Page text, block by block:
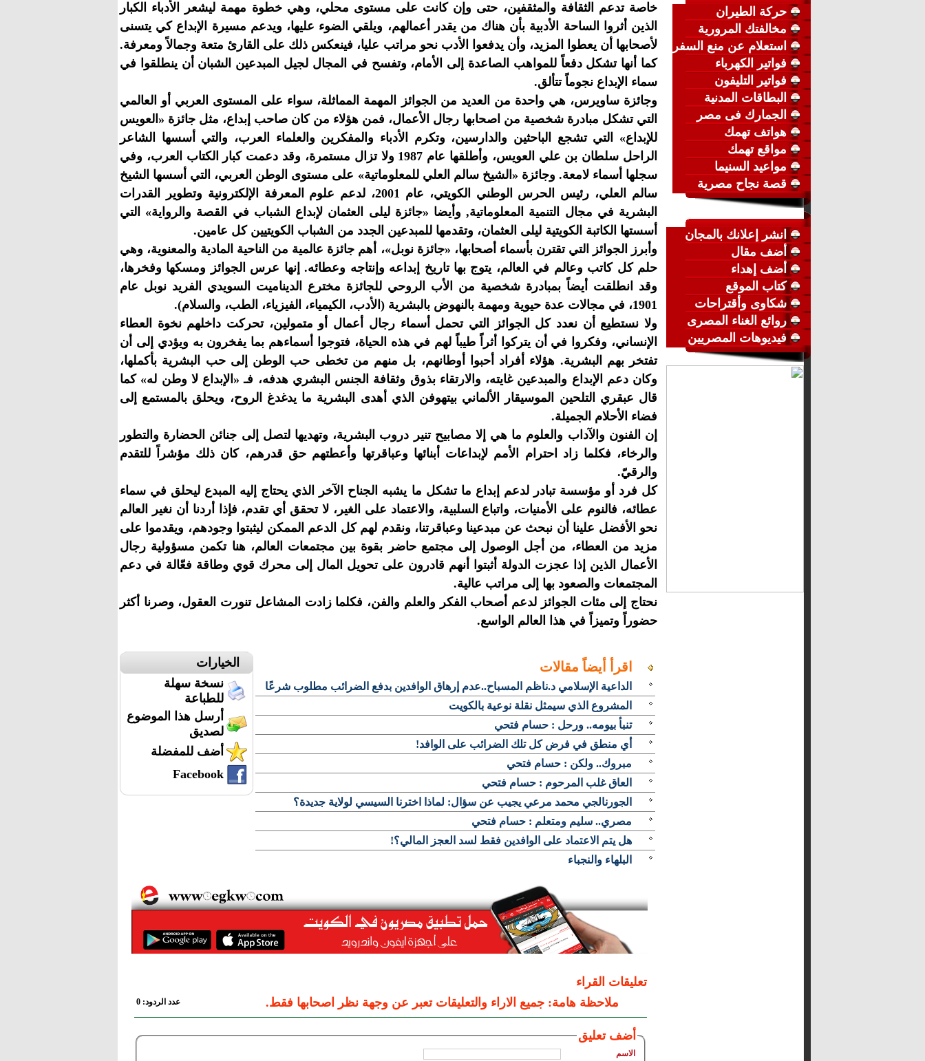
حركة الطيران
مخالفتك المرورية
استعلام عن منع السفر
فواتير الكهرباء
فواتير التليفون
البطاقات المدنية
الجمارك فى مصر
هواتف تهمك
مواقع تهمك
مواعيد السنيما
قصة نجاح مصرية
انشر إعلانك بالمجان
أضف مقال
أضف إهداء
كتاب الموقع
شكاوى وأقتراحات
روائع الغناء المصرى
فيديوهات المصريين
خاصة تدعم الثقافة والمثقفين، حتى وإن كانت على مستوى محلي، وهي خطوة مهمة ليشعر الأدباء الكبار
الذين أثروا الساحة الأدبية بأن هناك من يقدر أعمالهم، ويلقي الضوء عليها، ويدعم مسيرة الإبداع كي يتسنى
لأصحابها أن يعطوا المزيد، وأن يدفعوا الأدب نحو مراتب عليا، فينعكس ذلك على القارئ متعة وجمالاً ومعرفة.
كما أنها تشكل دفعاً للمواهب الصاعدة إلى الأمام، وتفسح في المجال لجيل المبدعين الشبان أن ينطلقوا في
سماء الإبداع نجوماً تتألق.
وجائزة ساويرس، هي واحدة من العديد من الجوائز المهمة المماثلة، سواء على المستوى العربي أو العالمي
التي تشكل مبادرة شخصية من اصحابها رجال الأعمال، فمن هؤلاء من كان صاحب إبداع، مثل جائزة «العويس
للإبداع» التي تشجع الباحثين والدارسين، وتكرم الأدباء والمفكرين والعلماء العرب، والتي أسسها الشاعر
الراحل سلطان بن علي العويس، وأطلقها عام 1987 ولا تزال مستمرة، وقد دعمت كبار الكتاب العرب، وفي
سجلها أسماء لامعة. وجائزة «الشيخ سالم العلي للمعلوماتية» على مستوى الوطن العربي، التي أسسها الشيخ
سالم العلي، رئيس الحرس الوطني الكويتي، عام 2001، لدعم علوم المعرفة الإلكترونية وتطوير القدرات
البشرية في مجال التنمية المعلوماتية, وأيضا «جائزة ليلى العثمان لإبداع الشباب في القصة والرواية» التي
أسستها الكاتبة الكويتية ليلى العثمان، وتقدمها للمبدعين الجدد من الشباب الكويتيين كل عامين.
وأبرز الجوائز التي تقترن بأسماء أصحابها، «جائزة نوبل»، أهم جائزة عالمية من الناحية المادية والمعنوية، وهي
حلم كل كاتب وعالم في العالم، يتوج بها تاريخ إبداعه وإنتاجه وعطائه. إنها عرس الجوائز ومسكها وفخرها،
وقد انطلقت أيضاً بمبادرة شخصية من الأب الروحي للجائزة مخترع الديناميت السويدي الفريد نوبل عام
1901، في مجالات عدة حيوية ومهمة بالنهوض بالبشرية (الأدب، الكيمياء، الفيزياء، الطب، والسلام).
ولا نستطيع أن نعدد كل الجوائز التي تحمل أسماء رجال أعمال أو متمولين، تحركت داخلهم نخوة العطاء
الإنساني، وفكروا في أن يتركوا أثراً طيباً لهم في هذه الحياة، فتوجوا أسماءهم بما يفخرون به ويؤدي إلى أن
تفتخر بهم البشرية. هؤلاء أفراد أحبوا أوطانهم، بل منهم من تخطى حب الوطن إلى حب البشرية بأكملها،
وكان دعم الإبداع والمبدعين غايته، والارتقاء بذوق وثقافة الجنس البشري هدفه، فـ «الإبداع لا وطن له» كما
قال عبقري التلحين الموسيقار الألماني بيتهوفن الذي أهدى البشرية ما يدغدغ الروح، ويحلق بالمستمع إلى
فضاء الأحلام الجميلة.
إن الفنون والآداب والعلوم ما هي إلا مصابيح تنير دروب البشرية، وتهديها لتصل إلى جنائن الحضارة والتطور
والرخاء، فكلما زاد احترام الأمم لإبداعات أبنائها وعباقرتها وأعطتهم حق قدرهم، كان ذلك مؤشراً للتقدم
والرقيّ.
كل فرد أو مؤسسة تبادر لدعم إبداع ما تشكل ما يشبه الجناح الآخر الذي يحتاج إليه المبدع ليحلق في سماء
عطائه، فالنوم على الأمنيات، واتباع السلبية، والاعتماد على الغير، لا تحقق أي تقدم، فإذا أردنا أن نغير العالم
نحو الأفضل علينا أن نبحث عن مبدعينا وعباقرتنا، ونقدم لهم كل الدعم الممكن ليثبتوا وجودهم، ويقدموا على
مزيد من العطاء، من أجل الوصول إلى مجتمع حاضر بقوة بين مجتمعات العالم، هنا تكمن مسؤولية رجال
الأعمال الذين إذا عجزت الدولة أثبتوا أنهم قادرون على تحويل المال إلى محرك قوي وطاقة فعّالة في دعم
المجتمعات والصعود بها إلى مراتب عالية.
نحتاج إلى مئات الجوائز لدعم أصحاب الفكر والعلم والفن، فكلما زادت المشاعل تنورت العقول، وصرنا أكثر
حضوراً وتميزاً في هذا العالم الواسع.
الخيارات
نسخة سهلة
للطباعة
أرسل هذا الموضوع
لصديق
أضف للمفضلة
Facebook
اقرأ أيضاً مقالات
الداعية الإسلامي د.ناظم المسباح..عدم إرهاق الوافدين بدفع الضرائب مطلوب شرعًا
المشروع الذي سيمثل نقلة نوعية بالكويت
تنبأ بيومه.. ورحل : حسام فتحي
أي منطق في فرض كل تلك الضرائب على الوافد!
مبروك.. ولكن : حسام فتحي
العاق غلب المرحوم : حسام فتحي
الجورنالجي محمد مرعي يجيب عن سؤال: لماذا اخترنا السيسي لولاية جديدة؟
مصري.. سليم ومتعلم : حسام فتحي
هل يتم الاعتماد على الوافدين فقط لسد العجز المالي؟!
البلهاء والنجباء
تعليقات القراء
ملاحظة هامة: جميع الاراء والتعليقات تعبر عن وجهة نظر اصحابها فقط.
عدد الردود: 0
أضف تعليق
الاسم